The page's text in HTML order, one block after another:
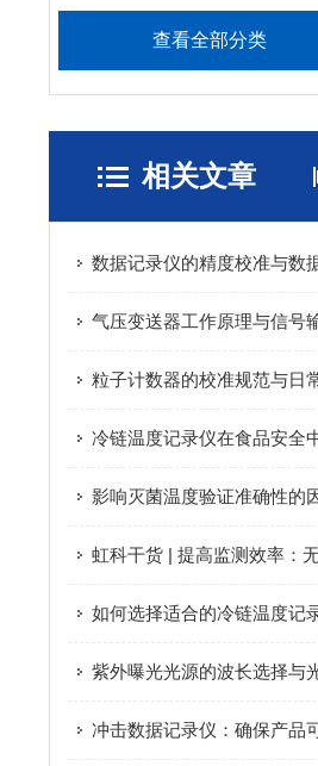
查看全部分类
相关文章